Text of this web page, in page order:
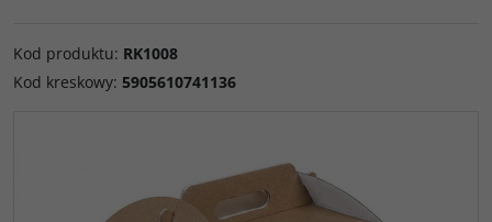
Kod produktu: RK1008
Kod kreskowy: 5905610741136